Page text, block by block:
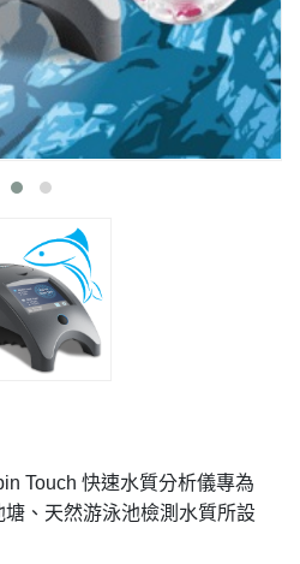
Touch 快速水質分析儀專為
、天然游泳池檢測水質所設